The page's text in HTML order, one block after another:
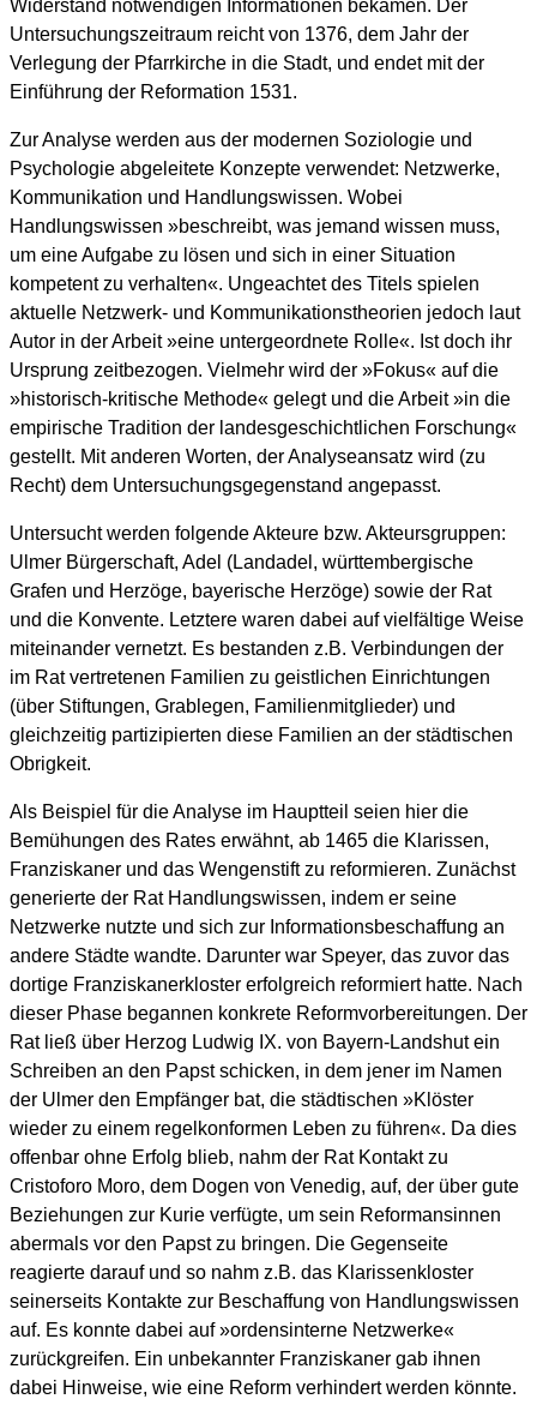
Widerstand notwendigen Informationen bekamen. Der
Untersuchungszeitraum reicht von 1376, dem Jahr der
Verlegung der Pfarrkirche in die Stadt, und endet mit der
Einführung der Reformation 1531.
Zur Analyse werden aus der modernen Soziologie und
Psychologie abgeleitete Konzepte verwendet: Netzwerke,
Kommunikation und Handlungswissen. Wobei
Handlungswissen »beschreibt, was jemand wissen muss,
um eine Aufgabe zu lösen und sich in einer Situation
kompetent zu verhalten«. Ungeachtet des Titels spielen
aktuelle Netzwerk- und Kommunikationstheorien jedoch laut
Autor in der Arbeit »eine untergeordnete Rolle«. Ist doch ihr
Ursprung zeitbezogen. Vielmehr wird der »Fokus« auf die
»historisch-kritische Methode« gelegt und die Arbeit »in die
empirische Tradition der landesgeschichtlichen Forschung«
gestellt. Mit anderen Worten, der Analyseansatz wird (zu
Recht) dem Untersuchungsgegenstand angepasst.
Untersucht werden folgende Akteure bzw. Akteursgruppen:
Ulmer Bürgerschaft, Adel (Landadel, württembergische
Grafen und Herzöge, bayerische Herzöge) sowie der Rat
und die Konvente. Letztere waren dabei auf vielfältige Weise
miteinander vernetzt. Es bestanden z.B. Verbindungen der
im Rat vertretenen Familien zu geistlichen Einrichtungen
(über Stiftungen, Grablegen, Familienmitglieder) und
gleichzeitig partizipierten diese Familien an der städtischen
Obrigkeit.
Als Beispiel für die Analyse im Hauptteil seien hier die
Bemühungen des Rates erwähnt, ab 1465 die Klarissen,
Franziskaner und das Wengenstift zu reformieren. Zunächst
generierte der Rat Handlungswissen, indem er seine
Netzwerke nutzte und sich zur Informationsbeschaffung an
andere Städte wandte. Darunter war Speyer, das zuvor das
dortige Franziskanerkloster erfolgreich reformiert hatte. Nach
dieser Phase begannen konkrete Reformvorbereitungen. Der
Rat ließ über Herzog Ludwig IX. von Bayern-Landshut ein
Schreiben an den Papst schicken, in dem jener im Namen
der Ulmer den Empfänger bat, die städtischen »Klöster
wieder zu einem regelkonformen Leben zu führen«. Da dies
offenbar ohne Erfolg blieb, nahm der Rat Kontakt zu
Cristoforo Moro, dem Dogen von Venedig, auf, der über gute
Beziehungen zur Kurie verfügte, um sein Reformansinnen
abermals vor den Papst zu bringen. Die Gegenseite
reagierte darauf und so nahm z.B. das Klarissenkloster
seinerseits Kontakte zur Beschaffung von Handlungswissen
auf. Es konnte dabei auf »ordensinterne Netzwerke«
zurückgreifen. Ein unbekannter Franziskaner gab ihnen
dabei Hinweise, wie eine Reform verhindert werden könnte.